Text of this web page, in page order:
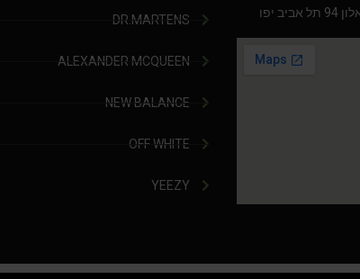
יפו
DR.MARTENS
ALEXANDER MCQUEEN
NEW BALANCE
OFF WHITE
YEEZY